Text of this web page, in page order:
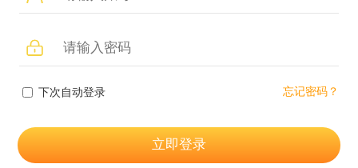
下次自动登录 忘记密码？
立即登录